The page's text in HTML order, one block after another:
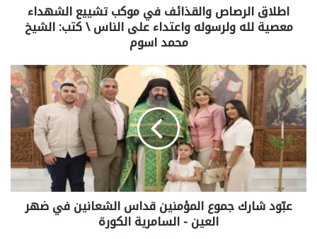
اطلاق الرصاص والقذائف في موكب تشييع الشهداء
معصية لله ولرسوله واعتداء على الناس \ كتب: الشيخ
محمد اسوم
عبّود شارك جموع المؤمنين قداس الشعانين في ضهر
العين - السامرية الكورة